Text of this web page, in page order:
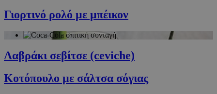
Γιορτινό ρολό με μπέικον
Λαβράκι σεβίτσε (ceviche)
Κοτόπουλο με σάλτσα σόγιας